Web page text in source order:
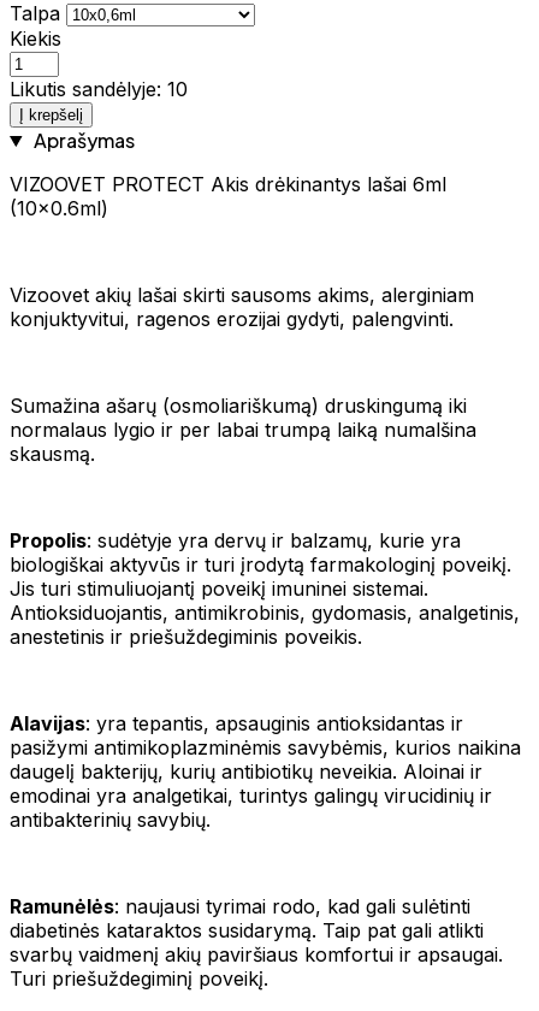
Talpa
Kiekis
Likutis sandėlyje: 10
Į krepšelį
Aprašymas
VIZOOVET PROTECT Akis drėkinantys lašai 6ml
(10x0.6ml)
Vizoovet akių lašai skirti sausoms akims, alerginiam
konjuktyvitui, ragenos erozijai gydyti, palengvinti.
Sumažina ašarų (osmoliariškumą) druskingumą iki
normalaus lygio ir per labai trumpą laiką numalšina
skausmą.
Propolis: sudėtyje yra dervų ir balzamų, kurie yra
biologiškai aktyvūs ir turi įrodytą farmakologinį poveikį.
Jis turi stimuliuojantį poveikį imuninei sistemai.
Antioksiduojantis, antimikrobinis, gydomasis, analgetinis,
anestetinis ir priešuždegiminis poveikis.
Alavijas: yra tepantis, apsauginis antioksidantas ir
pasižymi antimikoplazminėmis savybėmis, kurios naikina
daugelį bakterijų, kurių antibiotikų neveikia. Aloinai ir
emodinai yra analgetikai, turintys galingų virucidinių ir
antibakterinių savybių.
Ramunėlės: naujausi tyrimai rodo, kad gali sulėtinti
diabetinės kataraktos susidarymą. Taip pat gali atlikti
svarbų vaidmenį akių paviršiaus komfortui ir apsaugai.
Turi priešuždegiminį poveikį.